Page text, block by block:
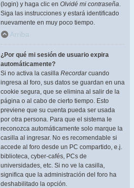
(login) y haga clic en Olvidé mi contraseña.
Siga las instrucciones y estará identificado
nuevamente en muy poco tiempo.
Arriba
¿Por qué mi sesión de usuario expira
automáticamente?
Si no activa la casilla Recordarcuando
ingresa al foro, sus datos se guardan en una
cookie segura, que se elimina al salir de la
página o al cabo de cierto tiempo. Esto
previene que su cuenta pueda ser usada
por otra persona. Para que el sistema le
reconozca automáticamente solo marque la
casilla al ingresar. No es recomendable si
accede al foro desde un PC compartido, e.j.
biblioteca, cyber-cafés, PCs de
universidades, etc. Si no ve la casilla,
significa que la administración del foro ha
deshabilitado la opción.